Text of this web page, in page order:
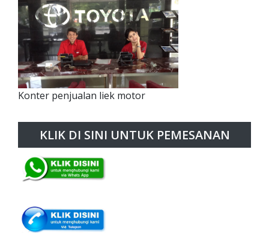
Konter penjualan liek motor
KLIK DI SINI UNTUK PEMESANAN